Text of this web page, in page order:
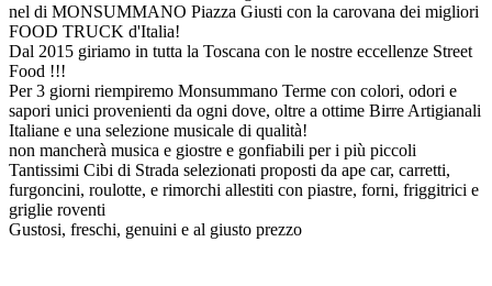
nel di MONSUMMANO Piazza Giusti con la carovana dei migliori
FOOD TRUCK d'Italia!
Dal 2015 giriamo in tutta la Toscana con le nostre eccellenze Street
Food !!!
Per 3 giorni riempiremo Monsummano Terme con colori, odori e
sapori unici provenienti da ogni dove, oltre a ottime Birre Artigianali
Italiane e una selezione musicale di qualità!
non mancherà musica e giostre e gonfiabili per i più piccoli
Tantissimi Cibi di Strada selezionati proposti da ape car, carretti,
furgoncini, roulotte, e rimorchi allestiti con piastre, forni, friggitrici e
griglie roventi
Gustosi, freschi, genuini e al giusto prezzo